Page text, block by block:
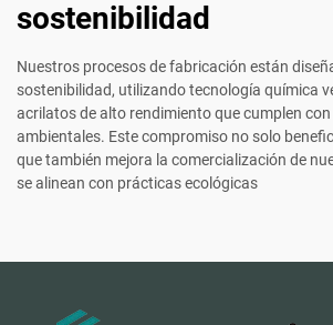
sostenibilidad
Nuestros procesos de fabricación están
sostenibilidad, utilizando tecnología química
acrilatos de alto rendimiento que cumplen
ambientales. Este compromiso no solo
que también mejora la comercialización de
se alinean con prácticas ecológicas